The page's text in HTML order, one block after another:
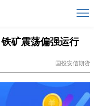
矿震荡偏强运行
国投安信期货